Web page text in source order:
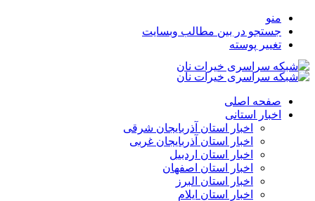
منو
جستجو در بین مطالب وبسایت
تغییر پوسته
صفحه اصلی
اخبار استانی
اخبار استان آذربایجان شرقی
اخبار استان آذربایجان غربی
اخبار استان اردبیل
اخبار استان اصفهان
اخبار استان البرز
اخبار استان ایلام